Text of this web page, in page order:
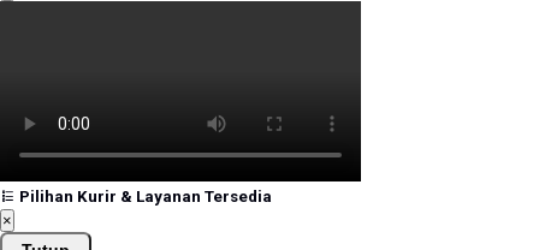
Pilihan Kurir & Layanan Tersedia
×